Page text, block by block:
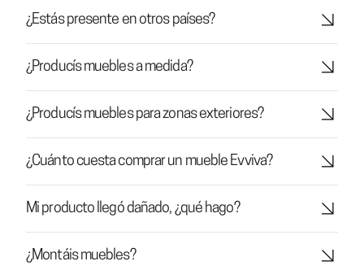
¿Estás presente en otros países?
¿Producís muebles a medida?
¿Producís muebles para zonas exteriores?
¿Cuánto cuesta comprar un mueble Evviva?
Mi producto llegó dañado, ¿qué hago?
¿Montáis muebles?